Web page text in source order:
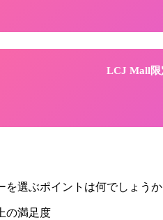
LCJ Mall限
を選ぶポイントは何でしょう
の満足度